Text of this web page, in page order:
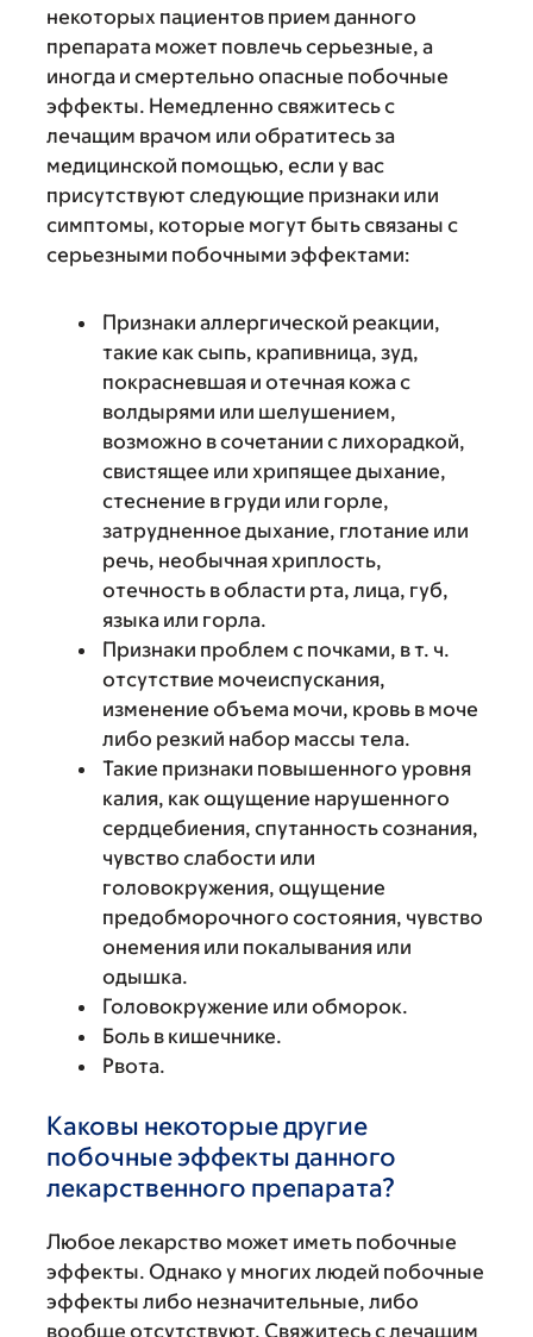
некоторых пациентов прием данного
препарата может повлечь серьезные, а
иногда и смертельно опасные побочные
эффекты. Немедленно свяжитесь с
лечащим врачом или обратитесь за
медицинской помощью, если у вас
присутствуют следующие признаки или
симптомы, которые могут быть связаны с
серьезными побочными эффектами:
Признаки аллергической реакции,
такие как сыпь, крапивница, зуд,
покрасневшая и отечная кожа с
волдырями или шелушением,
возможно в сочетании с лихорадкой,
свистящее или хрипящее дыхание,
стеснение в груди или горле,
затрудненное дыхание, глотание или
речь, необычная хриплость,
отечность в области рта, лица, губ,
языка или горла.
Признаки проблем с почками, в т. ч.
отсутствие мочеиспускания,
изменение объема мочи, кровь в моче
либо резкий набор массы тела.
Такие признаки повышенного уровня
калия, как ощущение нарушенного
сердцебиения, спутанность сознания,
чувство слабости или
головокружения, ощущение
предобморочного состояния, чувство
онемения или покалывания или
одышка.
Головокружение или обморок.
Боль в кишечнике.
Рвота.
Каковы некоторые другие
побочные эффекты данного
лекарственного препарата?
Любое лекарство может иметь побочные
эффекты. Однако у многих людей побочные
эффекты либо незначительные, либо
вообще отсутствуют. Свяжитесь с лечащим